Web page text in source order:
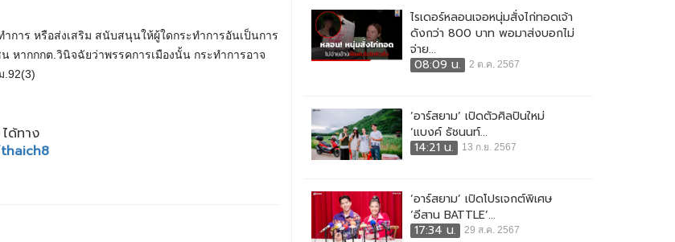
การ หรือส่งเสริม สนับสนุนให้ผู้ใดกระทําการอันเป็นการ
หากกกต.วินิจฉัยว่าพรรคการเมืองนั้น กระทำการอาจ
.92(3)
ด้ทาง
ไรเดอร์หลอนเจอหนุ่มสั่งไก่ทอดเจ้า
ดังกว่า 800 บาท พอมาส่งบอกไม่
จ่าย...
08:09 น.
2 ต.ค. 2567
‘อาร์สยาม’ เปิดตัวศิลปินใหม่
‘แบงค์ ธัชนนท์...
14:21 น.
13 ก.ย. 2567
‘อาร์สยาม’ เปิดโปรเจกต์พิเศษ
‘อีสาน BATTLE’...
17:34 น.
29 ส.ค. 2567